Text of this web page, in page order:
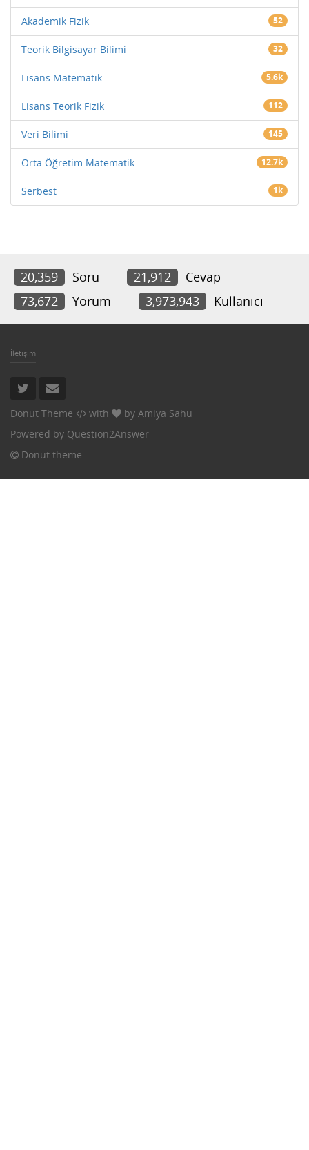
Akademik Fizik 52
Teorik Bilgisayar Bilimi 32
Lisans Matematik 5.6k
Lisans Teorik Fizik 112
Veri Bilimi 145
Orta Öğretim Matematik 12.7k
Serbest 1k
20,359 Soru 21,912
Cevap
73,672
Yorum 3,973,943 Kullanıcı
İletişim
Donut Theme with by Amiya Sahu
Powered by Question2Answer
Donut theme